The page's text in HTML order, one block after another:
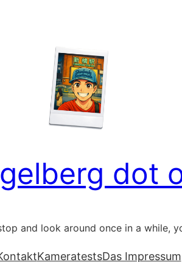
dot
and look around once in a while,
KameratestsDas Impressum